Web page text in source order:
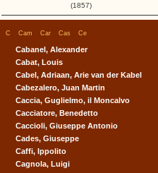
C Cam Car Cas Ce
Cabanel, Alexander
Cabat, Louis
Cabel, Adriaan, Arie van der Kabel
Cabezalero, Juan Martin
Caccia, Guglielmo, il Moncalvo
Cacciatore, Benedetto
Caccioli, Giuseppe Antonio
Cades, Giuseppe
Caffi, Ippolito
Cagnola, Luigi
(1857)